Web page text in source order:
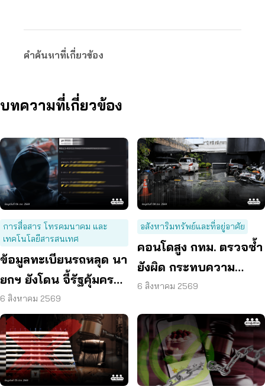
คำค้นหาที่เกี่ยวข้อง
บทความที่เกี่ยวข้อง
การสื่อสาร โทรคมนาคม และ
เทคโนโลยีสารสนเทศ
ข้อมูลทะเบียนรถหลุด นา
ยกฯ ยังโดน จี้รัฐคุ้มครอง
ข้อมูลส่วนบุคคล
6 สิงหาคม 2569
อสังหาริมทรัพย์และที่อยู่อาศัย
คอนโดสูง กทม. ตรวจซ้ำ
ยังผิด กระทบความ
ปลอดภัย
6 สิงหาคม 2569